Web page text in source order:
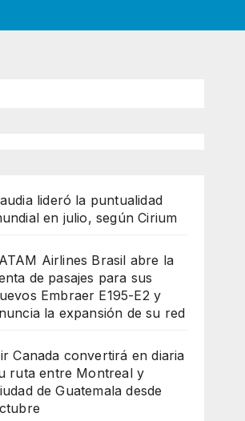
lideró la puntualidad
en julio, según Cirium
Airlines Brasil abre la
de pasajes para sus
Embraer E195-E2 y
la expansión de su red
Canada convertirá en diaria
ruta entre Montreal y
de Guatemala desde